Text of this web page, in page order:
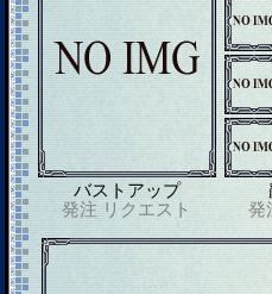
バストアップ
発注 リクエスト
発